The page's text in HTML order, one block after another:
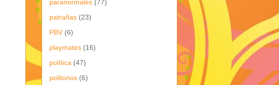
paranormales (77)
patrañas (23)
PBV (6)
playmates (16)
política (47)
politonos (6)